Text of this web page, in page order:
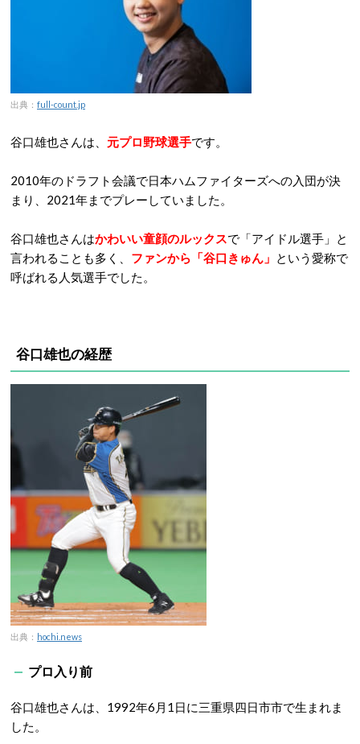
出典： full-count.jp
谷口雄也さんは、 元プロ野球選手です。
2010年のドラフト会議で日本ハムファイターズへの入団が決
まり、2021年までプレーしていました。
谷口雄也さんはかわいい童顔のルックスで「アイドル選手」と
言われることも多く、 ファンから「谷口きゅん」 という愛称で
呼ばれる人気選手でした。
谷口雄也の経歴
出典： hochi.news
プロ入り前
谷口雄也さんは、1992年6月1日に三重県四日市市で生まれま
した。